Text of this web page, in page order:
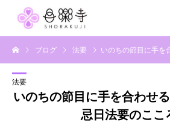
ブログ 法要 いのちの節目に手を合わせる
法要
いのちの節目に手を合わせ
忌日法要のここ